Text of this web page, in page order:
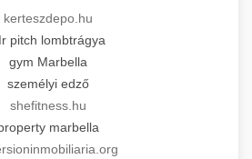
kerteszdepo.hu
pitch lombtrágya
gym Marbella
személyi edző
shefitness.hu
marbella